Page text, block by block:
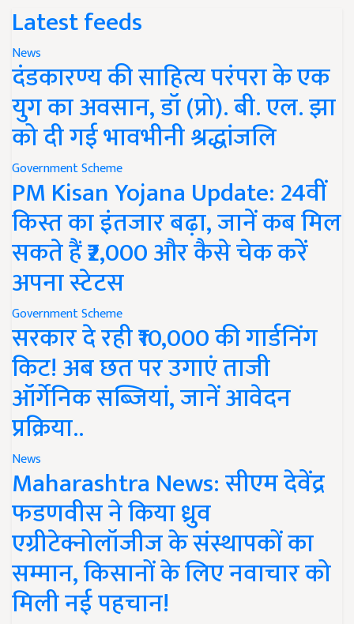
Latest feeds
News
दंडकारण्य की साहित्य परंपरा के एक
युग का अवसान, डॉ (प्रो). बी. एल. झा
को दी गई भावभीनी श्रद्धांजलि
Government Scheme
PM Kisan Yojana Update: 24वीं
किस्त का इंतजार बढ़ा, जानें कब मिल
सकते हैं ₹2,000 और कैसे चेक करें
अपना स्टेटस
Government Scheme
सरकार दे रही ₹10,000 की गार्डनिंग
किट! अब छत पर उगाएं ताजी
ऑर्गेनिक सब्जियां, जानें आवेदन
प्रक्रिया..
News
Maharashtra News: सीएम देवेंद्र
फडणवीस ने किया ध्रुव
एग्रीटेक्नोलॉजीज के संस्थापकों का
सम्मान, किसानों के लिए नवाचार को
मिली नई पहचान!